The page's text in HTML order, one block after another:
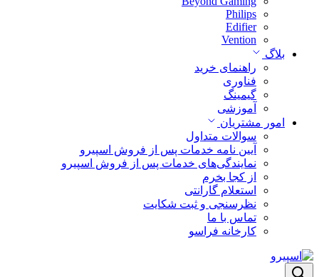
Philips
Edifier
Vention
بلاگ
راهنمای خرید
فناوری
گیمینگ
آموزشی
امور مشتریان
سوالات متداول
آیین نامه خدمات پس از فروش اسپیرو
نمایندگی‌های خدمات پس از فروش اسپیرو
از کجا بخرم
استعلام گارانتی
نظرسنجی و ثبت شکایت
تماس با ما
کارخانه فراسو